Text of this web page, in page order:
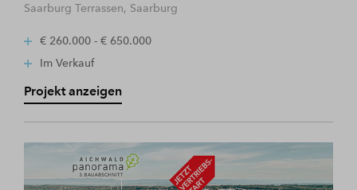
Saarburg Terrassen, Saarburg
€ 260.000 - € 650.000
Im Verkauf
Projekt anzeigen